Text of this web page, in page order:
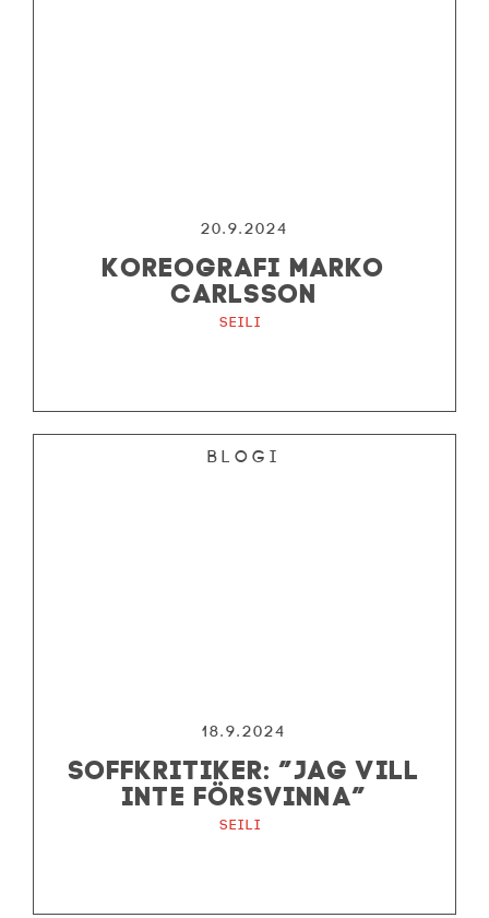
20.9.2024
KOREOGRAFI MARKO
CARLSSON
Seili
Blogi
18.9.2024
SOFFKRITIKER: ”JAG VILL
INTE FÖRSVINNA”
Seili